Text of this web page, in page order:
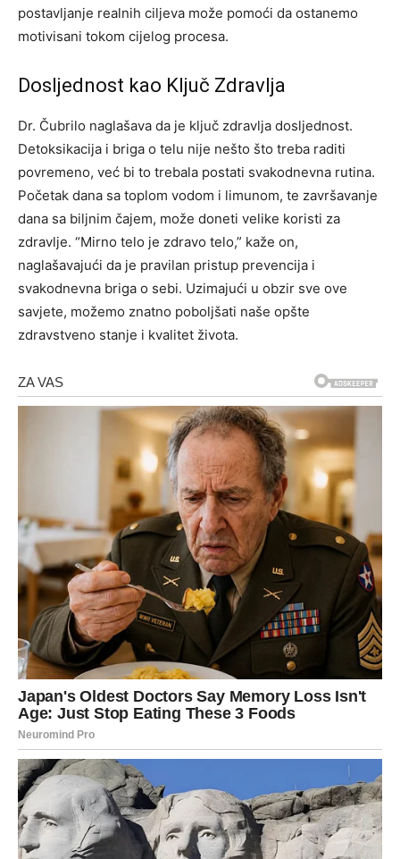
postavljanje realnih ciljeva može pomoći da ostanemo
motivisani tokom cijelog procesa.
Dosljednost kao Ključ Zdravlja
Dr. Čubrilo naglašava da je ključ zdravlja dosljednost.
Detoksikacija i briga o telu nije nešto što treba raditi
povremeno, već bi to trebala postati svakodnevna rutina.
Početak dana sa toplom vodom i limunom, te završavanje
dana sa biljnim čajem, može doneti velike koristi za
zdravlje. “Mirno telo je zdravo telo,” kaže on,
naglašavajući da je pravilan pristup prevencija i
svakodnevna briga o sebi. Uzimajući u obzir sve ove
savjete, možemo znatno poboljšati naše opšte
zdravstveno stanje i kvalitet života.